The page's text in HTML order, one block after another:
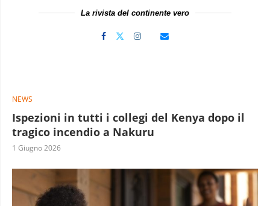
La rivista del continente vero
NEWS
Ispezioni in tutti i collegi del Kenya dopo il
tragico incendio a Nakuru
1 Giugno 2026